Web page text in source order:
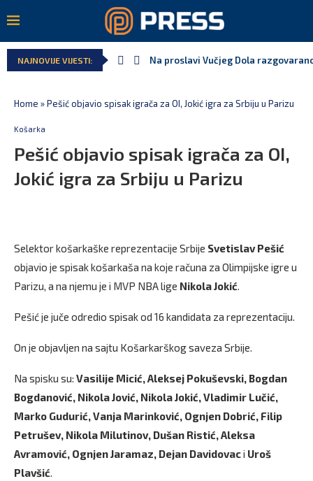
NAJNOVIJE VIJESTI: Na proslavi Vučjeg Dola
Home »Pešić objavio spisak igrača za OI, Jokić igra za Srbiju u Parizu
Košarka
Pešić objavio spisak igrača za OI,
Jokić igra za Srbiju u Parizu
Selektor košarkaške reprezentacije Srbije Svetislav Pešić
objavio je spisak košarkaša na koje računa za Olimpijske igre u
Parizu, a na njemu je i MVP NBA lige Nikola Jokić.
Pešić je juče odredio spisak od 16 kandidata za reprezentaciju.
On je objavljen na sajtu Košarkarškog saveza Srbije.
Na spisku su: Vasilije Micić, Aleksej Pokuševski, Bogdan
Bogdanović, Nikola Jović, Nikola Jokić, Vladimir Lučić,
Marko Gudurić, Vanja Marinković, Ognjen Dobrić, Filip
Petrušev, Nikola Milutinov, Dušan Ristić, Aleksa
Avramović, Ognjen Jaramaz, Dejan Davidovaci Uroš
Plavšić.